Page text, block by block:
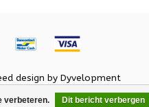
verbeteren. Dit bericht verbergen
design by Dyvelopment